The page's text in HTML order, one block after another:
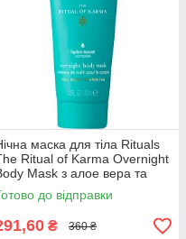
маска для тіла Rituals
Ritual of Karma Overnight
Mask з алое вера та
40 мл
до відправки
₴ 360 ₴